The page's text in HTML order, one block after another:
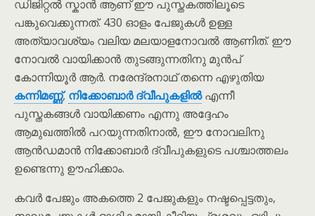
ഡിജിറ്റൽ സ്കാൻ ആണ് ഈ പുസ്തകത്തിലൂടെ
പങ്കുവെക്കുന്നത്. 430 ഓളം പേജുകൾ ഉള്ള
അത്യാവശ്യം വലിയ മലയാളനോവൽ ആണിത്. ഈ
നോവൽ വായിക്കാൻ തുടങ്ങുന്നതിനു മുൻപ്
കോന്നിയൂർ ആർ. നരേന്ദ്രനാഥ് തന്നെ എഴുതിയ
കന്നിമണ്ണ്, നിക്കോബാർ ദ്വീപുകളിൽഎന്നീ
പുസ്തകങ്ങൾ വായിക്കണം എന്നു അദ്ദേഹം
ആമുഖത്തിൽ പറയുന്നതിനാൽ, ഈ നോവലിനു
ആൻഡമാൻ നിക്കോബാർ ദ്വീപുകളുടെ പശ്ചാത്തലം
ഉണ്ടെന്നു ഊഹിക്കാം.
കവർ പേജും അകത്തെ 2 പേജുകളും നഷ്ടപ്പെട്ടതും,